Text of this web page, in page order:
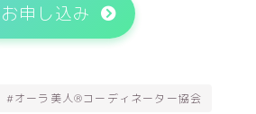
お申し込み
#オーラ美人®コーディネーター協会